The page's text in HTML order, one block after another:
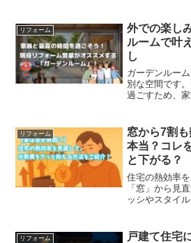
す。この記事
施工のポイン
イデアをたっ
りのヒントが
ックしてくださ
リフォーム
外での楽し
ルームで叶
し
ガーデンルー
別な空間です
過ごすため、
や活用アイデ
しくご紹介し
リフォーム
窓から7割
本当？コレ
と下がる？
住宅の熱効率
「窓」から見
ッシやスタイ
事です。
リフォーム
戸建て住宅